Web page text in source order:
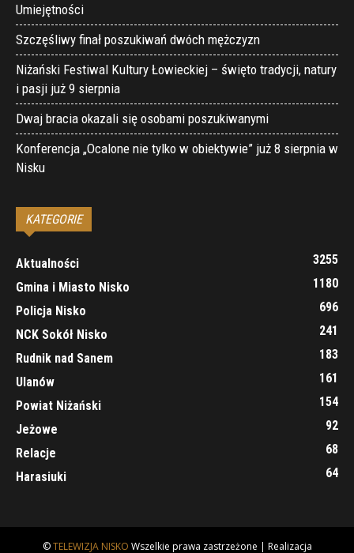
Umiejętności
Szczęśliwy finał poszukiwań dwóch mężczyzn
Niżański Festiwal Kultury Łowieckiej – święto tradycji, natury
i pasji już 9 sierpnia
Dwaj bracia okazali się osobami poszukiwanymi
Konferencja „Ocalone nie tylko w obiektywie” już 8 sierpnia w
Nisku
KATEGORIE
Aktualności
3255
Gmina i Miasto Nisko
1180
Policja Nisko
696
NCK Sokół Nisko
241
Rudnik nad Sanem
183
Ulanów
161
Powiat Niżański
154
Jeżowe
92
Relacje
68
Harasiuki
64
©TELEWIZJA NISKO Wszelkie prawa zastrzeżone | Realizacja